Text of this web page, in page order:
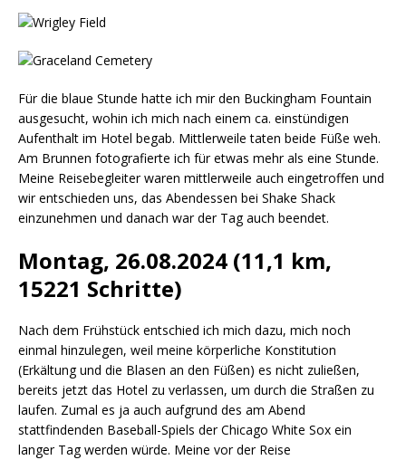
Für die blaue Stunde hatte ich mir den Buckingham Fountain
ausgesucht, wohin ich mich nach einem ca. einstündigen
Aufenthalt im Hotel begab. Mittlerweile taten beide Füße weh.
Am Brunnen fotografierte ich für etwas mehr als eine Stunde.
Meine Reisebegleiter waren mittlerweile auch eingetroffen und
wir entschieden uns, das Abendessen bei Shake Shack
einzunehmen und danach war der Tag auch beendet.
Montag, 26.08.2024 (11,1 km,
15221 Schritte)
Nach dem Frühstück entschied ich mich dazu, mich noch
einmal hinzulegen, weil meine körperliche Konstitution
(Erkältung und die Blasen an den Füßen) es nicht zuließen,
bereits jetzt das Hotel zu verlassen, um durch die Straßen zu
laufen. Zumal es ja auch aufgrund des am Abend
stattfindenden Baseball-Spiels der Chicago White Sox ein
langer Tag werden würde. Meine vor der Reise